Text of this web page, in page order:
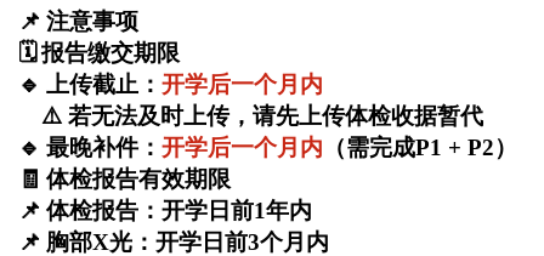
📌 注意事项
🗓报告缴交期限
🔹 上传截止： 开学后一个月内
⚠ 若无法及时上传，请先上传体检收据暂代
🔹 最晚补件： 开学后一个月内 （需完成P1 + P2）
🧾 体检报告有效期限
📌 体检报告：开学日前1年内
📌 胸部X光：开学日前3个月内